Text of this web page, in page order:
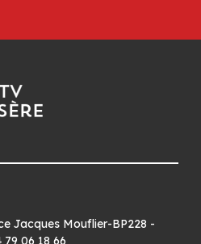
Jacques Mouflier-BP228 -
06 18 66